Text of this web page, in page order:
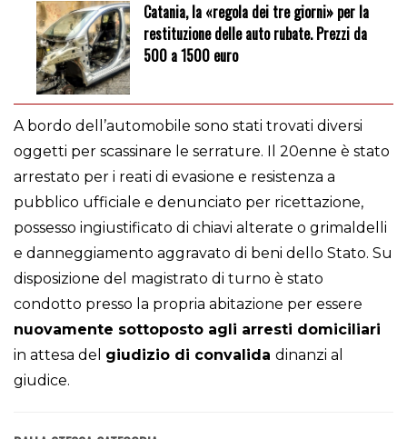
Catania, la «regola dei tre giorni» per la
restituzione delle auto rubate. Prezzi da
500 a 1500 euro
A bordo dell’automobile sono stati trovati diversi
oggetti per scassinare le serrature. Il 20enne è stato
arrestato per i reati di evasione e resistenza a
pubblico ufficiale e denunciato per ricettazione,
possesso ingiustificato di chiavi alterate o grimaldelli
e danneggiamento aggravato di beni dello Stato. Su
disposizione del magistrato di turno è stato
condotto presso la propria abitazione per essere
nuovamente sottoposto agli arresti domiciliari
in attesa del giudizio di convalida dinanzi al
giudice.